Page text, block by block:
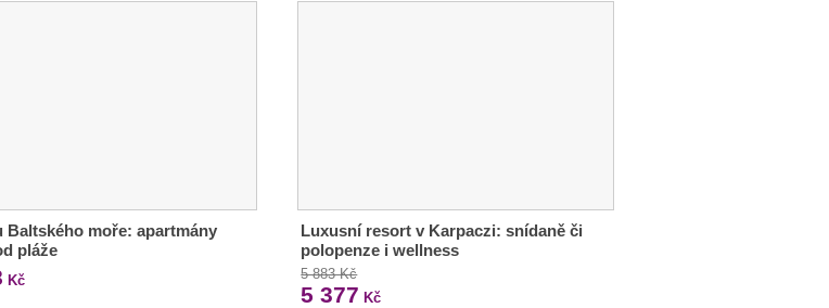
Baltského moře: apartmány
pláže
Kč
Luxusní resort v Karpaczi: snídaně či
polopenze i wellness
5 883 Kč
5 377 Kč